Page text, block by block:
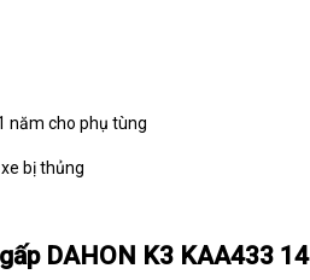
năm cho phụ tùng
bị thủng
DAHON K3 KAA433 14